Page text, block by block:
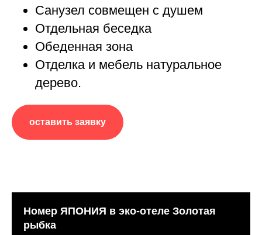
Санузел совмещен с душем
Отдельная беседка
Обеденная зона
Отделка и мебель натуральное
дерево.
оставить заявку
Номер ЯПОНИЯ в эко-отеле Золотая
рыбка